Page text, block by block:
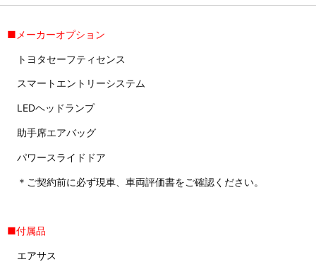
■メーカーオプション
トヨタセーフティセンス
スマートエントリーシステム
LEDヘッドランプ
助手席エアバッグ
パワースライドドア
＊ご契約前に必ず現車、車両評価書をご確認ください。
■付属品
エアサス